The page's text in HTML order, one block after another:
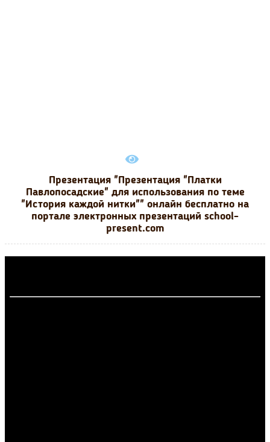
Презентация "Презентация "Платки
Павлопосадские" для использования по теме
"История каждой нитки"" онлайн бесплатно на
портале электронных презентаций school-
present.com